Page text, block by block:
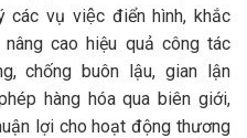
các vụ việc điển hình, khắc
cao hiệu quả công tác
chống buôn lậu, gian lận
hàng hóa qua biên giới,
lợi cho hoạt động thương